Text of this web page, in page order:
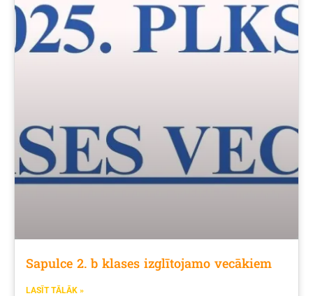
Sapulce 2. b klases izglītojamo vecākiem
LASĪT TĀLĀK »